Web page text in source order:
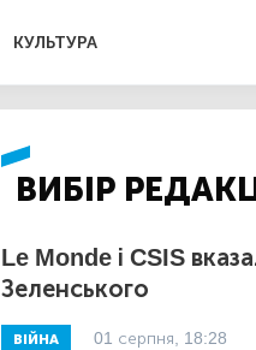
КУЛЬТУРА
ВИБІР
Le Monde і CSIS
Зеленського
ВІЙНА 01 серпня, 18:28